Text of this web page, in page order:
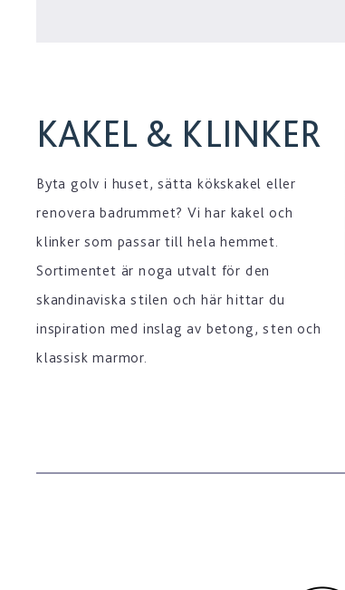
KAKEL & KLINKER
Byta golv i huset, sätta kökskakel eller
renovera badrummet? Vi har kakel och
klinker som passar till hela hemmet.
Sortimentet är noga utvalt för den
skandinaviska stilen och här hittar du
inspiration med inslag av betong, sten och
klassisk marmor.